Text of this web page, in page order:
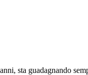
sta guadagnando